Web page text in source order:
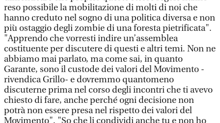
reso possibile la mobilitazione di molti di noi che
hanno creduto nel sogno di una politica diversa e non
più ostaggio degli zombie di una foresta pietrificata".
"Apprendo che vorresti indire un’assemblea
costituente per discutere di questi e altri temi. Non ne
abbiamo mai parlato, ma come sai, in quanto
Garante, sono il custode dei valori del Movimento -
rivendica Grillo- e dovremmo quantomeno
discuterne prima nel corso degli incontri che ti avevo
chiesto di fare, anche perché ogni decisione non
potrà non essere presa nel rispetto dei valori del
Movimento". "So che li condividi anche tu e non ho